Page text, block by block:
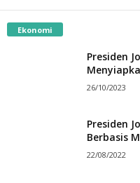
Ekonomi
Presiden
26/10/2023
Presiden
Berbasis
22/08/2022